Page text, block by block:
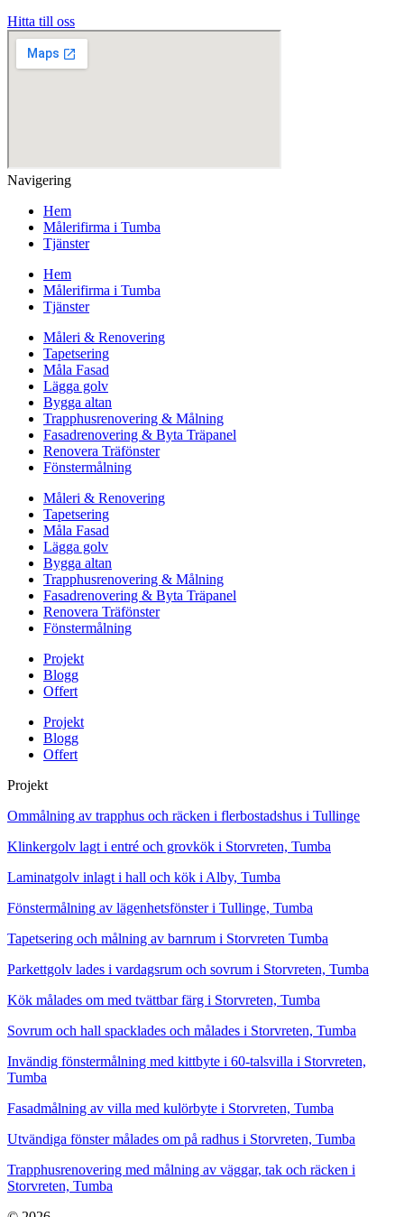
Hitta till oss
Navigering
Hem
Målerifirma i Tumba
Tjänster
Hem
Målerifirma i Tumba
Tjänster
Måleri & Renovering
Tapetsering
Måla Fasad
Lägga golv
Bygga altan
Trapphusrenovering & Målning
Fasadrenovering & Byta Träpanel
Renovera Träfönster
Fönstermålning
Måleri & Renovering
Tapetsering
Måla Fasad
Lägga golv
Bygga altan
Trapphusrenovering & Målning
Fasadrenovering & Byta Träpanel
Renovera Träfönster
Fönstermålning
Projekt
Blogg
Offert
Projekt
Blogg
Offert
Projekt
Ommålning av trapphus och räcken i flerbostadshus i Tullinge
Klinkergolv lagt i entré och grovkök i Storvreten, Tumba
Laminatgolv inlagt i hall och kök i Alby, Tumba
Fönstermålning av lägenhetsfönster i Tullinge, Tumba
Tapetsering och målning av barnrum i Storvreten Tumba
Parkettgolv lades i vardagsrum och sovrum i Storvreten, Tumba
Kök målades om med tvättbar färg i Storvreten, Tumba
Sovrum och hall spacklades och målades i Storvreten, Tumba
Invändig fönstermålning med kittbyte i 60-talsvilla i Storvreten,
Tumba
Fasadmålning av villa med kulörbyte i Storvreten, Tumba
Utvändiga fönster målades om på radhus i Storvreten, Tumba
Trapphusrenovering med målning av väggar, tak och räcken i
Storvreten, Tumba